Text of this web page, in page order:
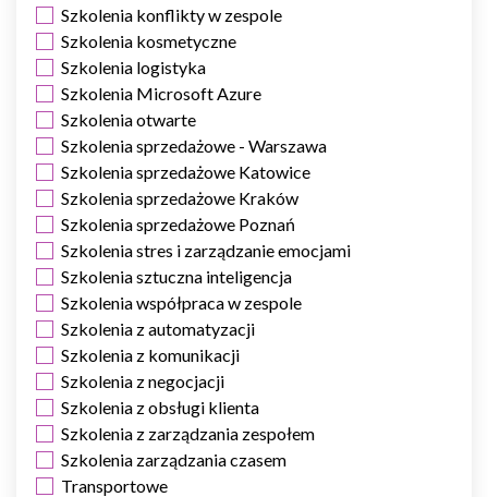
Szkolenia konflikty w zespole
Szkolenia kosmetyczne
Szkolenia logistyka
Szkolenia Microsoft Azure
Szkolenia otwarte
Szkolenia sprzedażowe - Warszawa
Szkolenia sprzedażowe Katowice
Szkolenia sprzedażowe Kraków
Szkolenia sprzedażowe Poznań
Szkolenia stres i zarządzanie emocjami
Szkolenia sztuczna inteligencja
Szkolenia współpraca w zespole
Szkolenia z automatyzacji
Szkolenia z komunikacji
Szkolenia z negocjacji
Szkolenia z obsługi klienta
Szkolenia z zarządzania zespołem
Szkolenia zarządzania czasem
Transportowe